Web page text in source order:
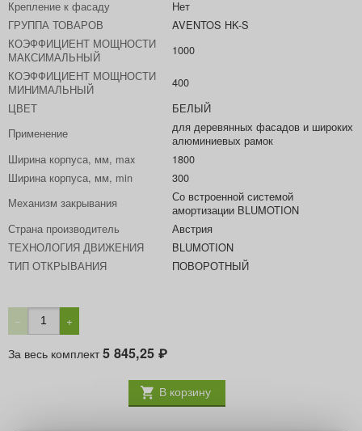
Крепление к фасаду
Нет
ГРУППА ТОВАРОВ
AVENTOS HK-S
КОЭФФИЦИЕНТ МОЩНОСТИ
МАКСИМАЛЬНЫЙ
1000
КОЭФФИЦИЕНТ МОЩНОСТИ
МИНИМАЛЬНЫЙ
400
ЦВЕТ
БЕЛЫЙ
Применение
для деревянных фасадов и широких
алюминиевых рамок
Ширина корпуса, мм, max
1800
Ширина корпуса, мм, min
300
Механизм закрывания
Со встроенной системой
амортизации BLUMOTION
Страна производитель
Австрия
ТЕХНОЛОГИЯ ДВИЖЕНИЯ
BLUMOTION
ТИП ОТКРЫВАНИЯ
ПОВОРОТНЫЙ
− +
За весь комплект5 845,25 ₽
В корзину